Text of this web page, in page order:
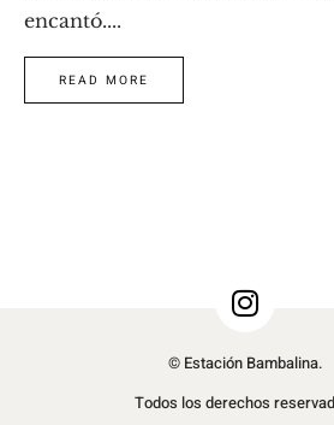
encantó....
READ MORE
© Estación Bambalina.
Todos los derechos